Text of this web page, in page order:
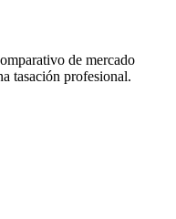
de mercado
tasación profesional.